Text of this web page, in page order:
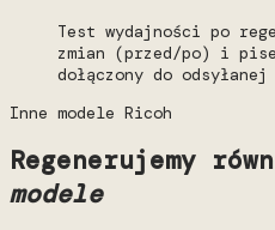
Test wydajności po
zmian (przed/po) i
dołączony do
Inne modele Ricoh
Regenerujemy
modele